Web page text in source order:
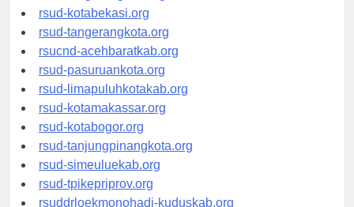
rsud-tangerangkab.org
rsud-kotabekasi.org
rsud-tangerangkota.org
rsucnd-acehbaratkab.org
rsud-pasuruankota.org
rsud-limapuluhkotakab.org
rsud-kotamakassar.org
rsud-kotabogor.org
rsud-tanjungpinangkota.org
rsud-simeuluekab.org
rsud-tpikepriprov.org